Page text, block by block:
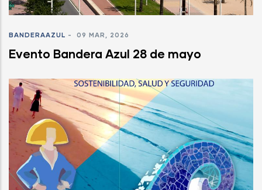
BANDERAAZUL - 09 MAR, 2026
Evento Bandera Azul 28 de mayo